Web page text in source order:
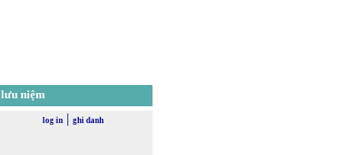
lưu niệm
log in| ghi danh